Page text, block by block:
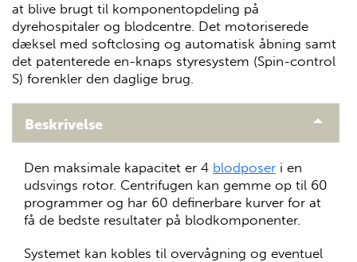
at blive brugt til komponentopdeling på
dyrehospitaler og blodcentre. Det motoriserede
dæksel med softclosing og automatisk åbning samt
det patenterede en-knaps styresystem (Spin-control
S) forenkler den daglige brug.
Beskrivelse
Den maksimale kapacitet er 4 blodposer i en
udsvings rotor. Centrifugen kan gemme op til 60
programmer og har 60 definerbare kurver for at
få de bedste resultater på blodkomponenter.
Systemet kan kobles til overvågning og eventuel